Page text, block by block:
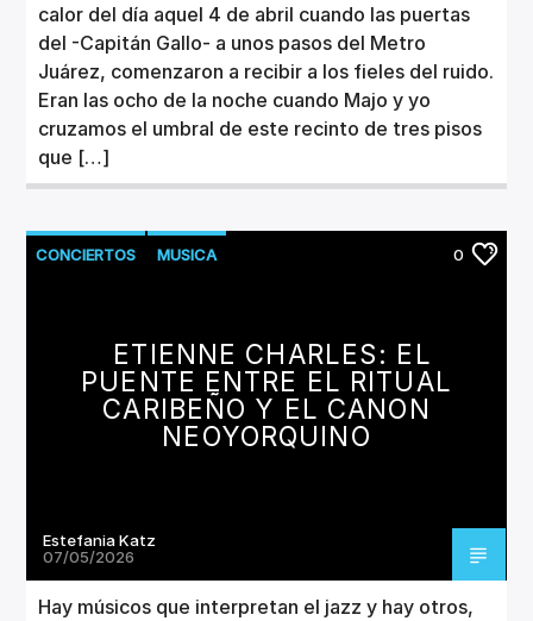
calor del día aquel 4 de abril cuando las puertas
del -Capitán Gallo- a unos pasos del Metro
Juárez, comenzaron a recibir a los fieles del ruido.
Eran las ocho de la noche cuando Majo y yo
cruzamos el umbral de este recinto de tres pisos
que […]
CONCIERTOS MUSICA 0
ETIENNE CHARLES: EL
PUENTE ENTRE EL RITUAL
CARIBEÑO Y EL CANON
NEOYORQUINO
Estefania Katz
07/05/2026
Hay músicos que interpretan el jazz y hay otros,